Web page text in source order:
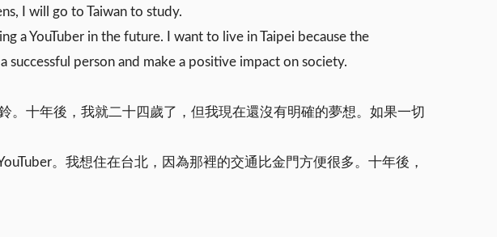
I will go to Taiwan to study.
a YouTuber in the future. I want to live in Taipei because the
person and make a positive impact on society.
十年後，我就二十四歲了，但我現在還沒有明確的夢想。如果一切
。我想住在台北，因為那裡的交通比金門方便很多。十年後，